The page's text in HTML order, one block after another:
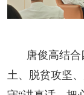
唐俊高结
土、脱贫攻坚